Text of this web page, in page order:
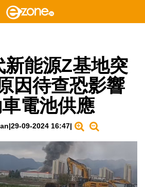
新能源Z基地突
因待查恐影響
電池供應
|29-09-2024 16:47|